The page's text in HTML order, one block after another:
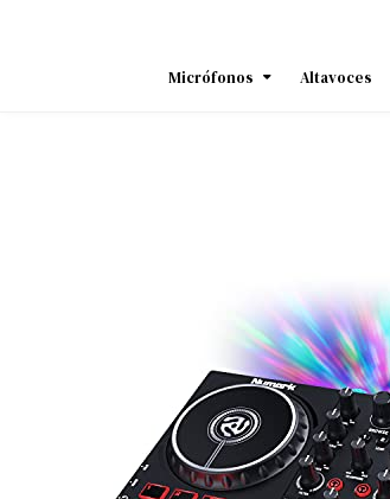
Micrófonos Altavoces